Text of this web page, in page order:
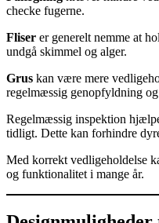
checke fugerne.
Fliser er generelt nemme at
undgå skimmel og alger.
Grus kan være mere
regelmæssig genopfyldning
Regelmæssig inspektion
tidligt. Dette kan forhindre
Med korrekt vedligeholdelse
og funktionalitet i mange år.